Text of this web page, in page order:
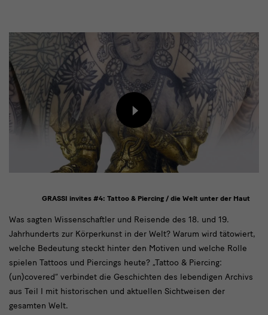
text
2
Was sagten Wissenschaftler und Reisende des 18. und 19.
Jahrhunderts zur Körperkunst in der Welt? Warum wird tätowiert,
welche Bedeutung steckt hinter den Motiven und welche Rolle
spielen Tattoos und Piercings heute? „Tattoo & Piercing:
(un)covered“ verbindet die Geschichten des lebendigen Archivs
aus Teil I mit historischen und aktuellen Sichtweisen der
gesamten Welt.
Inhalt
von
externem
Anbieter
laden
GRASSI invites #4: Tattoo & Piercing / die Welt unter der Haut